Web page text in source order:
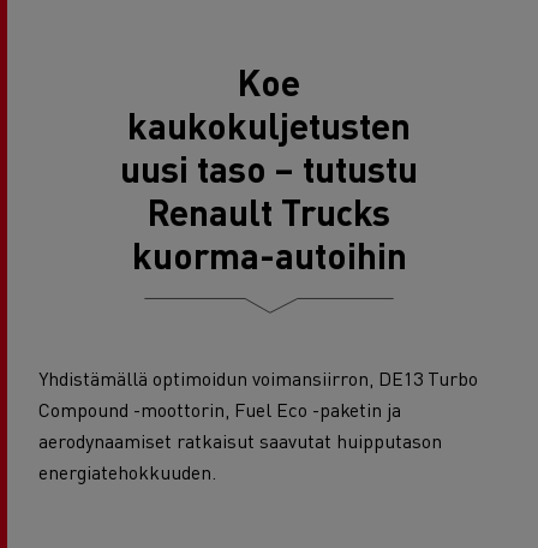
Koe
kaukokuljetusten
uusi taso – tutustu
Renault Trucks
kuorma-autoihin
Yhdistämällä optimoidun voimansiirron, DE13 Turbo
Compound -moottorin, Fuel Eco -paketin ja
aerodynaamiset ratkaisut saavutat huipputason
energiatehokkuuden.